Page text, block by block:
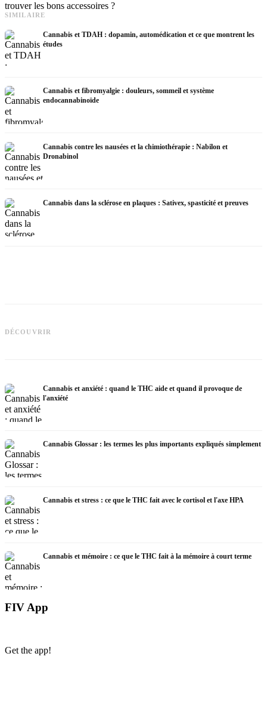
trouver les bons accessoires ?
SIMILAIRE
Cannabis et TDAH : dopamin, automédication et ce que montrent les
études
Cannabis et fibromyalgie : douleurs, sommeil et système
endocannabinoïde
Cannabis contre les nausées et la chimiothérapie : Nabilon et
Dronabinol
Cannabis dans la sclérose en plaques : Sativex, spasticité et preuves
DÉCOUVRIR
Epidiolex et l'état actuel de la
recherche
Cannabis et anxiété : quand le THC aide et quand il provoque de
l'anxiété
Cannabis Glossar : les termes les plus importants expliqués simplement
Cannabis et stress : ce que le THC fait avec le cortisol et l'axe HPA
Cannabis et mémoire : ce que le THC fait à la mémoire à court terme
FIV App
Get the app!